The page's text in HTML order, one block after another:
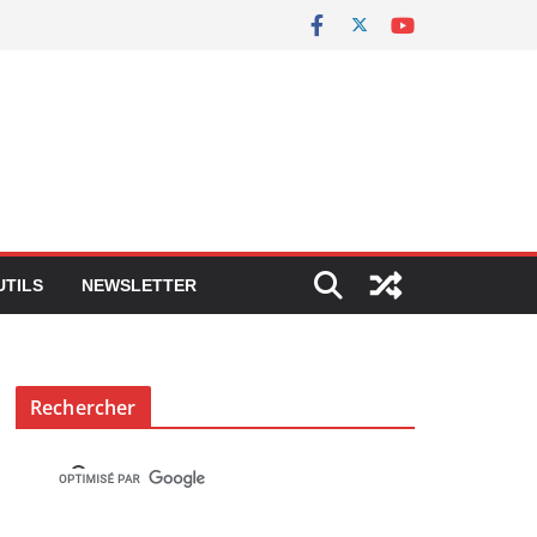
NEWSLETTER
Rechercher